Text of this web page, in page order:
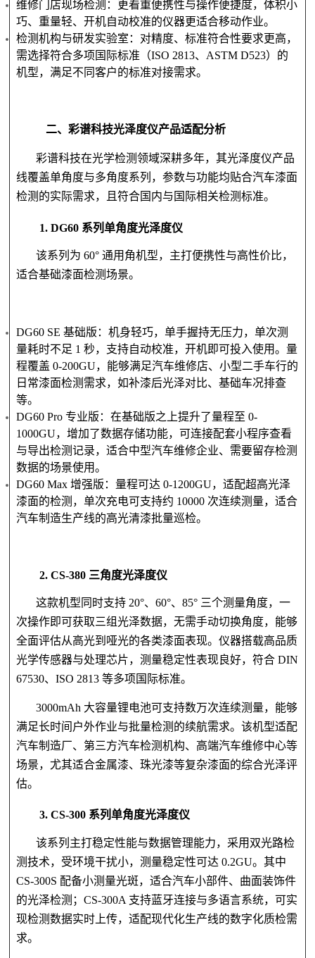
维修门店现场检测：更看重便携性与操作便捷度，体积小
巧、重量轻、开机自动校准的仪器更适合移动作业。
检测机构与研发实验室：对精度、标准符合性要求更高，
需选择符合多项国际标准（ISO 2813、ASTM D523）的
机型，满足不同客户的标准对接需求。
二、彩谱科技光泽度仪产品适配分析
彩谱科技在光学检测领域深耕多年，其光泽度仪产品
线覆盖单角度与多角度系列，参数与功能均贴合汽车漆面
检测的实际需求，且符合国内与国际相关检测标准。
1. DG60 系列单角度光泽度仪
该系列为 60° 通用角机型，主打便携性与高性价比，
适合基础漆面检测场景。
DG60 SE 基础版：机身轻巧，单手握持无压力，单次测
量耗时不足 1 秒，支持自动校准，开机即可投入使用。量
程覆盖 0-200GU，能够满足汽车维修店、小型二手车行的
日常漆面检测需求，如补漆后光泽对比、基础车况排查
等。
DG60 Pro 专业版：在基础版之上提升了量程至 0-
1000GU，增加了数据存储功能，可连接配套小程序查看
与导出检测记录，适合中型汽车维修企业、需要留存检测
数据的场景使用。
DG60 Max 增强版：量程可达 0-1200GU，适配超高光泽
漆面的检测，单次充电可支持约 10000 次连续测量，适合
汽车制造生产线的高光清漆批量巡检。
2. CS-380 三角度光泽度仪
这款机型同时支持 20°、60°、85° 三个测量角度，一
次操作即可获取三组光泽数据，无需手动切换角度，能够
全面评估从高光到哑光的各类漆面表现。仪器搭载高品质
光学传感器与处理芯片，测量稳定性表现良好，符合 DIN
67530、ISO 2813 等多项国际标准。
3000mAh 大容量锂电池可支持数万次连续测量，能够
满足长时间户外作业与批量检测的续航需求。该机型适配
汽车制造厂、第三方汽车检测机构、高端汽车维修中心等
场景，尤其适合金属漆、珠光漆等复杂漆面的综合光泽评
估。
3. CS-300 系列单角度光泽度仪
该系列主打稳定性能与数据管理能力，采用双光路检
测技术，受环境干扰小，测量稳定性可达 0.2GU。其中
CS-300S 配备小测量光斑，适合汽车小部件、曲面装饰件
的光泽检测；CS-300A 支持蓝牙连接与多语言系统，可实
现检测数据实时上传，适配现代化生产线的数字化质检需
求。